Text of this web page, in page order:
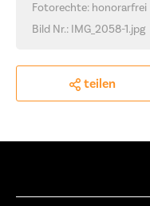
Fotorechte: honorarfrei
Bild Nr.: IMG_2058-1.jpg
teilen